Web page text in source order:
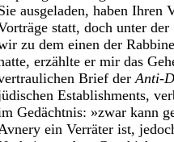
ausgeladen, haben Ihren
statt, doch unter
zu dem einen der
erzählte er mir das
Brief derAnti-
Establishments,
Gedächtnis: »zwar kann
ein Verräter ist,